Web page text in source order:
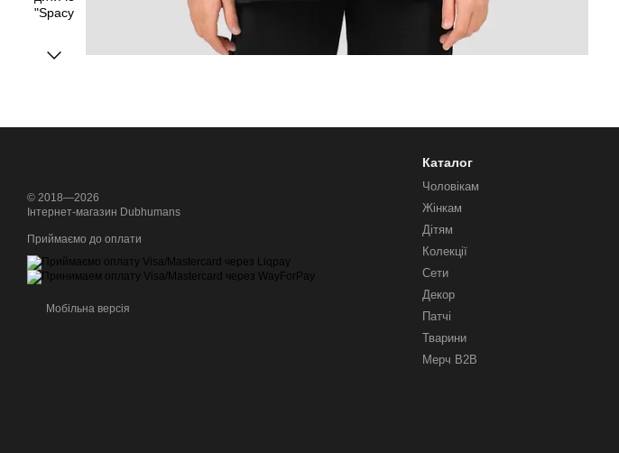
© 2018—2026
Інтернет-магазин Dubhumans
Приймаємо до оплати
Мобільна версія
Каталог
Чоловікам
Жінкам
Дітям
Колекції
Сети
Декор
Патчі
Тварини
Мерч B2B